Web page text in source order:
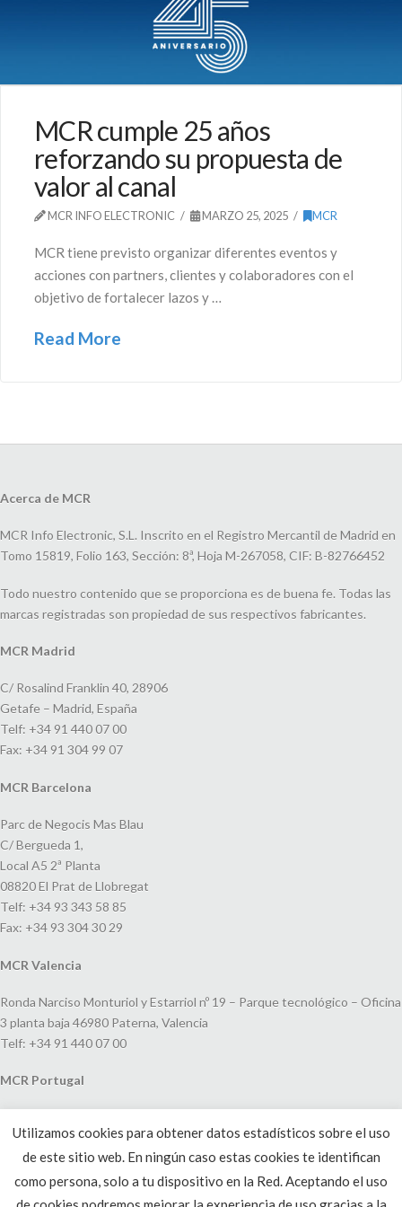
MCR cumple 25 años
reforzando su propuesta de
valor al canal
MCR INFO ELECTRONIC MARZO 25, 2025 MCR
MCR tiene previsto organizar diferentes eventos y
acciones con partners, clientes y colaboradores con el
objetivo de fortalecer lazos y …
Read More
Acerca de MCR
MCR Info Electronic, S.L. Inscrito en el Registro Mercantil de Madrid en
Tomo 15819, Folio 163, Sección: 8ª, Hoja M-267058, CIF: B-82766452
Todo nuestro contenido que se proporciona es de buena fe. Todas las
marcas registradas son propiedad de sus respectivos fabricantes.
MCR Madrid
C/ Rosalind Franklin 40, 28906
Getafe – Madrid, España
Telf: +34 91 440 07 00
Fax: +34 91 304 99 07
MCR Barcelona
Parc de Negocis Mas Blau
C/ Bergueda 1,
Local A5 2ª Planta
08820 El Prat de Llobregat
Telf: +34 93 343 58 85
Fax: +34 93 304 30 29
MCR Valencia
Ronda Narciso Monturiol y Estarriol nº 19 – Parque tecnológico – Oficina
3 planta baja 46980 Paterna, Valencia
Telf: +34 91 440 07 00
MCR Portugal
João V, 24
1250-091 Lisboa, Portugal
Telf: +351 220 993 033
Utilizamos cookies para obtener datos estadísticos sobre el uso
de este sitio web. En ningún caso estas cookies te identifican
como persona, solo a tu dispositivo en la Red. Aceptando el uso